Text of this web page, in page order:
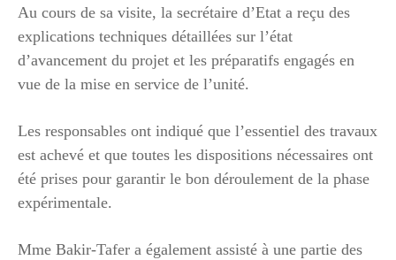
Au cours de sa visite, la secrétaire d’Etat a reçu des
explications techniques détaillées sur l’état
d’avancement du projet et les préparatifs engagés en
vue de la mise en service de l’unité.
Les responsables ont indiqué que l’essentiel des travaux
est achevé et que toutes les dispositions nécessaires ont
été prises pour garantir le bon déroulement de la phase
expérimentale.
Mme Bakir-Tafer a également assisté à une partie des